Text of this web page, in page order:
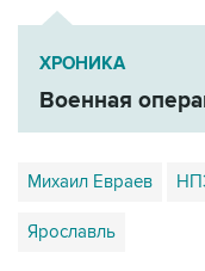
ХРОНИКА
Военная
Михаил Евраев
Ярославль